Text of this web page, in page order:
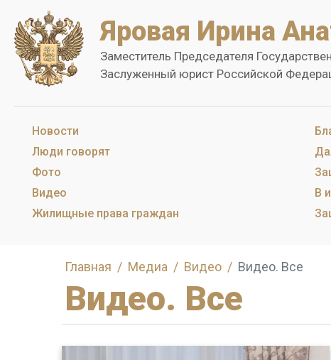
Яровая Ирина
Заместитель Председателя
Заслуженный юрист Российской
Новости
Люди говорят
Фото
Видео
Жилищные права граждан
В
Главная Медиа Видео Видео. Все
Видео. Все